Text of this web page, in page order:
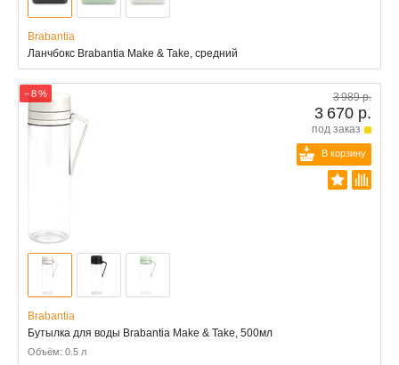
Brabantia
Ланчбокс Brabantia Make & Take, средний
− 8 % 3 989 р.
3 670 р.
под заказ
В корзину
Brabantia
Бутылка для воды Brabantia Make & Take, 500мл
Объём: 0.5 л